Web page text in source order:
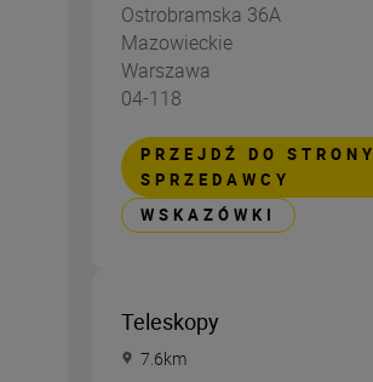
Ostrobramska 36A
Mazowieckie
Warszawa
04-118
PRZEJDŹ DO STRONY
SPRZEDAWCY
WSKAZÓWKI
Teleskopy
7.6km